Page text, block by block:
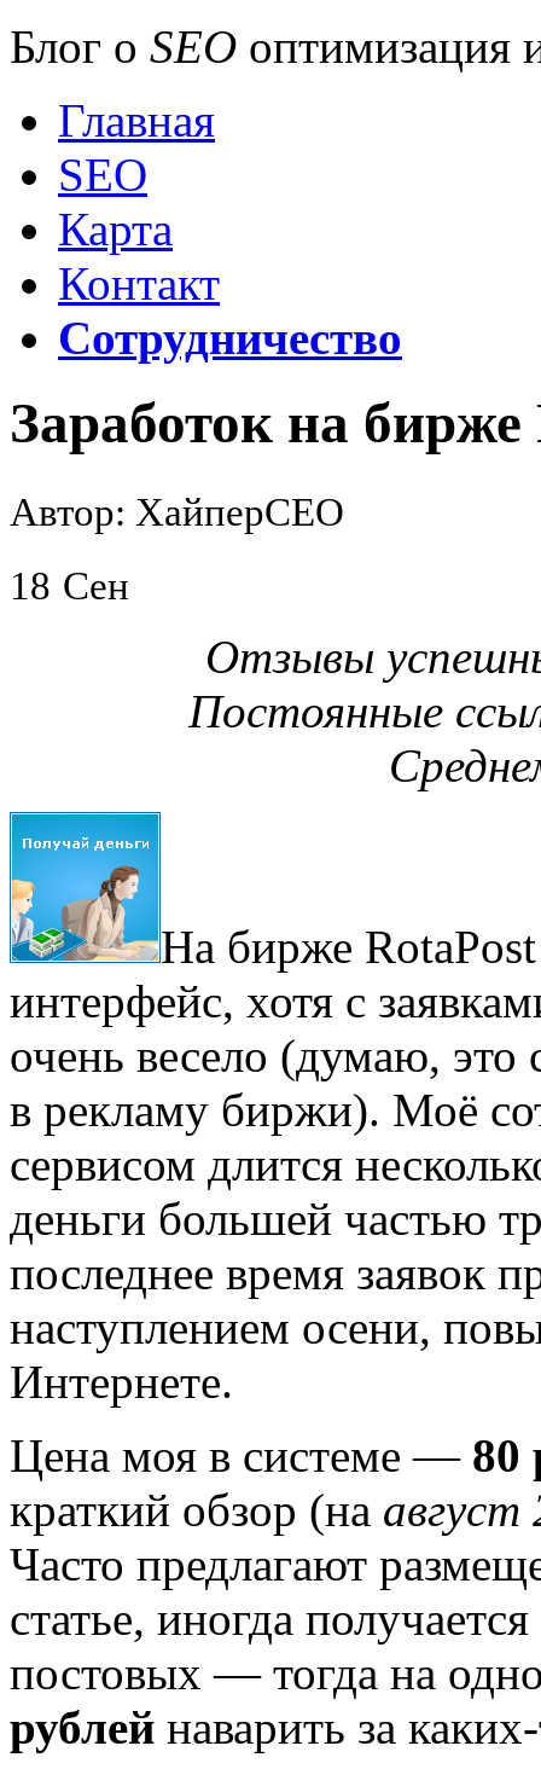
Блог о SEO оптимизация
Главная
SEO
Карта
Контакт
Сотрудничество
Заработок на бирже
Автор: ХайперСЕО
18 Сен
Отзывы
Постоянные
На бирже
интерфейс, хотя с
очень весело (думаю,
в рекламу биржи). Моё
сервисом длится
деньги большей частью
последнее время заявок
наступлением осени,
Интернете.
Цена моя в системе — 80
краткий обзор (на август
Часто предлагают
статье, иногда
постовых — тогда на
рублей наварить за